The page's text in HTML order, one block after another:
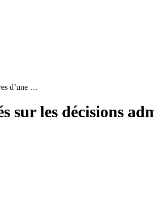
d’une …
sur les décisions